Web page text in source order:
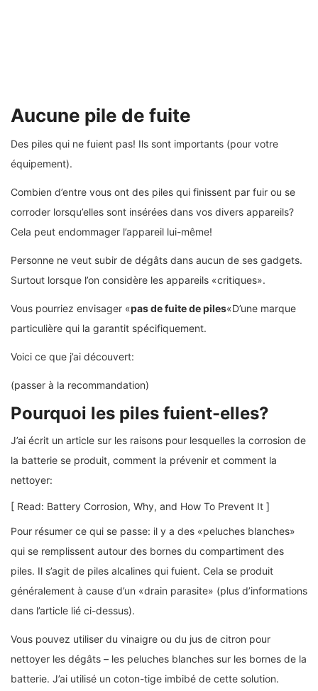
Aucune pile de fuite
Des piles qui ne fuient pas! Ils sont importants (pour votre
équipement).
Combien d’entre vous ont des piles qui finissent par fuir ou se
corroder lorsqu’elles sont insérées dans vos divers appareils?
Cela peut endommager l’appareil lui-même!
Personne ne veut subir de dégâts dans aucun de ses gadgets.
Surtout lorsque l’on considère les appareils «critiques».
Vous pourriez envisager «pas de fuite de piles«D’une marque
particulière qui la garantit spécifiquement.
Voici ce que j’ai découvert:
(passer à la recommandation)
Pourquoi les piles fuient-elles?
J’ai écrit un article sur les raisons pour lesquelles la corrosion de
la batterie se produit, comment la prévenir et comment la
nettoyer:
[ Read: Battery Corrosion, Why, and How To Prevent It ]
Pour résumer ce qui se passe: il y a des «peluches blanches»
qui se remplissent autour des bornes du compartiment des
piles. Il s’agit de piles alcalines qui fuient. Cela se produit
généralement à cause d’un «drain parasite» (plus d’informations
dans l’article lié ci-dessus).
Vous pouvez utiliser du vinaigre ou du jus de citron pour
nettoyer les dégâts – les peluches blanches sur les bornes de la
batterie. J’ai utilisé un coton-tige imbibé de cette solution.